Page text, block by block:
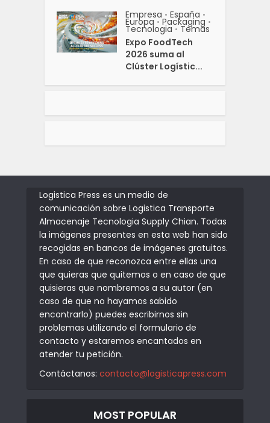
Empresa • España •
Europa • Packaging •
Tecnologia • Temas
Expo FoodTech
2026 suma al
Clúster Logístic...
Logistica Press es un medio de
comunicación sobre Logistica Transporte
Almacenaje Tecnologia Supply Chian. Todas
la imágenes presentes en esta web han sido
recogidas en bancos de imágenes gratuitos.
En caso de que reconozca entre ellas una
que quieras que quitemos o en caso de que
quisieras que nombremos a su autor (en
caso de que no hayamos sabido
encontrarlo) puedes escribirnos sin
problemas utilizando el formulario de
contacto y estaremos encantados en
atender tu petición.
Contáctanos: contacto@logisticapress.com
MOST POPULAR